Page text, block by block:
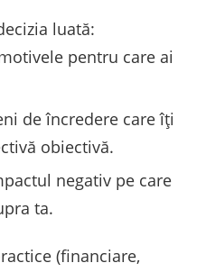
luată:
pentru care ai
de încredere care îți
obiectivă.
negativ pe care
ta.
(financiare,